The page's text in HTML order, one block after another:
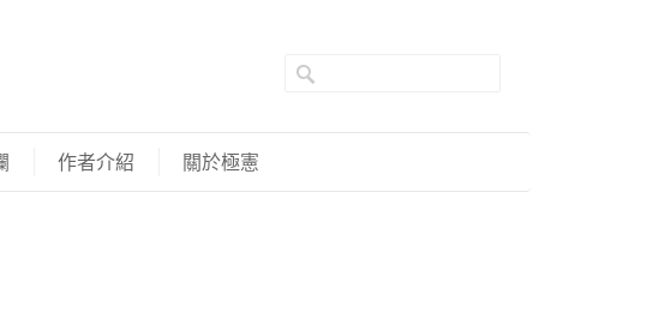
作者介紹 關於極憲